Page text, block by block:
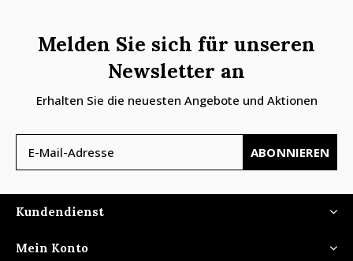
Melden Sie sich für unseren
Newsletter an
Erhalten Sie die neuesten Angebote und Aktionen
ABONNIEREN
Kundendienst
Mein Konto